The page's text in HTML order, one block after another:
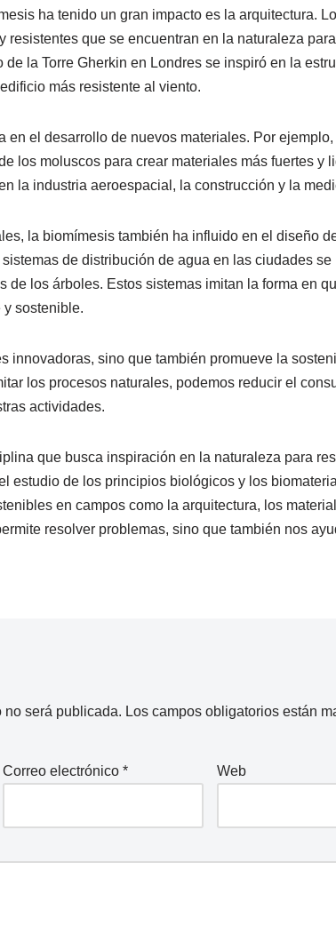
ha tenido un gran impacto es la arquitectura.
resistentes que se encuentran en la naturaleza
la Torre Gherkin en Londres se inspiró en la
más resistente al viento.
en el desarrollo de nuevos materiales. Por
los moluscos para crear materiales más fuertes y
la industria aeroespacial, la construcción y la
la biomímesis también ha influido en el diseño
de distribución de agua en las ciudades se
de los árboles. Estos sistemas imitan la forma en
sostenible.
innovadoras, sino que también promueve la
los procesos naturales, podemos reducir el
actividades.
que busca inspiración en la naturaleza para
estudio de los principios biológicos y los
en campos como la arquitectura, los
resolver problemas, sino que también nos
no será publicada. Los campos obligatorios están
Correo electrónico * Web